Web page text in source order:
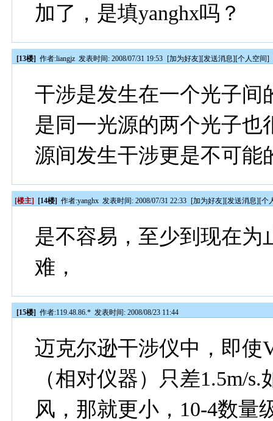
加了，是填yanghx吗？
[13楼] 作者:liangjz 发表时间: 2008/07/31 19:53 [加为好友][发送消息][个人空间]
干涉是发生在一个光子间
是同一光源的两个光子也
源间发生干涉更是不可能
[楼主] [14楼] 作者:yanghx 发表时间: 2008/07/31 22:33 [加为好友][发送消息][个
是不容易，至少到现在为
难，
[15楼] 作者:119.48.86.* 发表时间: 2008/08/23 11:44
迈克尔逊干涉仪中，即使
（相对仪器）只差1.5m/
风，那就更小，10-4数量